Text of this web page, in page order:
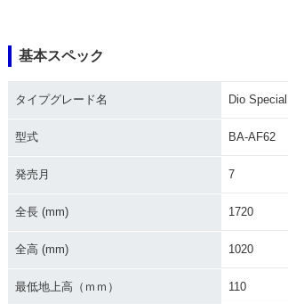
2008年 Dio・マイナーチ
2006年 Dio・カラーチェ
HNIC Edition・特別・限
定仕様
RINE Edition・特別・限
基本スペック
タイプグレード名 Dio
型式 BA-AF62
発売月 7
全長 (mm) 1720
全高 (mm) 1020
最低地上高（ｍｍ） 110